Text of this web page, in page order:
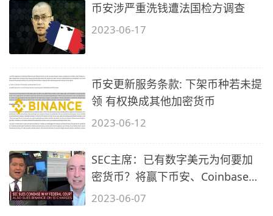
币安涉严重洗钱遭法国检方调查
2023-06-17
币安更新服务条款: 下架币种若未提
领 有权换成其他加密货币
2023-06-12
SEC主席：已有数字美元为何要加
密货币？将赢下币安、Coinbase诉
讼
2023-06-07